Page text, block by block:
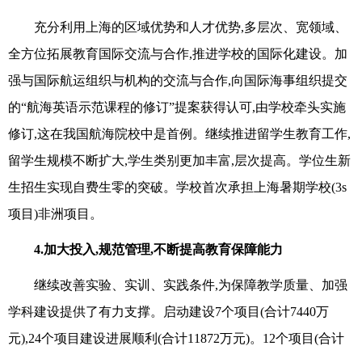
充分利用上海的区域优势和人才优势,多层次、宽领域、
全方位拓展教育国际交流与合作,推进学校的国际化建设。加
强与国际航运组织与机构的交流与合作,向国际海事组织提交
的“航海英语示范课程的修订”提案获得认可,由学校牵头实施
修订,这在我国航海院校中是首例。继续推进留学生教育工作,
留学生规模不断扩大,学生类别更加丰富,层次提高。学位生新
生招生实现自费生零的突破。学校首次承担上海暑期学校(3s
项目)非洲项目。
4.加大投入,规范管理,不断提高教育保障能力
继续改善实验、实训、实践条件,为保障教学质量、加强
学科建设提供了有力支撑。启动建设7个项目(合计7440万
元),24个项目建设进展顺利(合计11872万元)。12个项目(合计